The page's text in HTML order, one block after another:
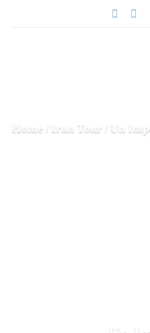
Home Iran Tour Un